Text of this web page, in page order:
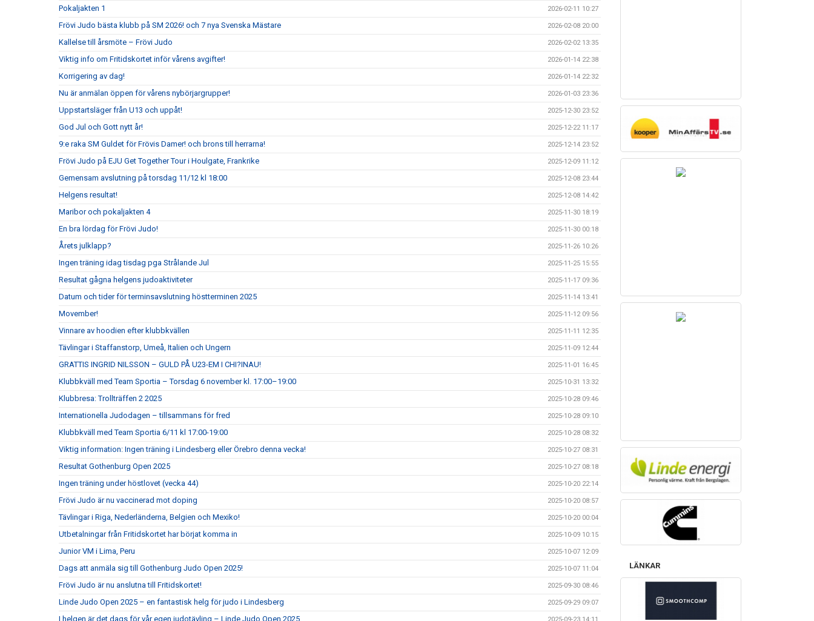
Pokaljakten 1 2026-02-11 10:27
Frövi Judo bästa klubb på SM 2026! och 7 nya Svenska Mästare 2026-02-08 20:00
Kallelse till årsmöte – Frövi Judo 2026-02-02 13:35
Viktig info om Fritidskortet inför vårens avgifter! 2026-01-14 22:38
Korrigering av dag! 2026-01-14 22:32
Nu är anmälan öppen för vårens nybörjargrupper! 2026-01-03 23:36
Uppstartsläger från U13 och uppåt! 2025-12-30 23:52
God Jul och Gott nytt år! 2025-12-22 11:17
9:e raka SM Guldet för Frövis Damer! och brons till herrarna! 2025-12-14 23:52
Frövi Judo på EJU Get Together Tour i Houlgate, Frankrike 2025-12-09 11:12
Gemensam avslutning på torsdag 11/12 kl 18:00 2025-12-08 23:44
Helgens resultat! 2025-12-08 14:42
Maribor och pokaljakten 4 2025-11-30 18:19
En bra lördag för Frövi Judo! 2025-11-30 00:18
Årets julklapp? 2025-11-26 10:26
Ingen träning idag tisdag pga Strålande Jul 2025-11-25 15:55
Resultat gågna helgens judoaktiviteter 2025-11-17 09:36
Datum och tider för terminsavslutning höstterminen 2025 2025-11-14 13:41
Movember! 2025-11-12 09:56
Vinnare av hoodien efter klubbkvällen 2025-11-11 12:35
Tävlingar i Staffanstorp, Umeå, Italien och Ungern 2025-11-09 12:44
GRATTIS INGRID NILSSON – GULD PÅ U23-EM I CHI?INAU! 2025-11-01 16:45
Klubbkväll med Team Sportia – Torsdag 6 november kl. 17:00–19:00 2025-10-31 13:32
Klubbresa: Trollträffen 2 2025 2025-10-28 09:46
Internationella Judodagen – tillsammans för fred 2025-10-28 09:10
Klubbkväll med Team Sportia 6/11 kl 17:00-19:00 2025-10-28 08:32
Viktig information: Ingen träning i Lindesberg eller Örebro denna vecka! 2025-10-27 08:31
Resultat Gothenburg Open 2025 2025-10-27 08:18
Ingen träning under höstlovet (vecka 44) 2025-10-20 22:14
Frövi Judo är nu vaccinerad mot doping 2025-10-20 08:57
Tävlingar i Riga, Nederländerna, Belgien och Mexiko! 2025-10-20 00:04
Utbetalningar från Fritidskortet har börjat komma in 2025-10-09 10:15
Junior VM i Lima, Peru 2025-10-07 12:09
Dags att anmäla sig till Gothenburg Judo Open 2025! 2025-10-07 11:04
Frövi Judo är nu anslutna till Fritidskortet! 2025-09-30 08:46
Linde Judo Open 2025 – en fantastisk helg för judo i Lindesberg 2025-09-29 09:07
I helgen är det dags för vår egen judotävling – Linde Judo Open 2025
LÄNKAR